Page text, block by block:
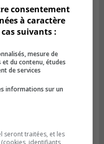
Coaticook
consentement
à caractère
suivants :
mesure de
du contenu, études
de services
informations sur un
seront traitées, et les
identifiants